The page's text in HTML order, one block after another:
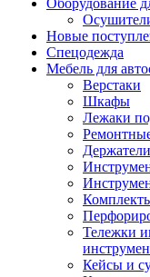
Оборудование
Новые
Спецодежда
Мебель для
Верстаки
Шкафы
Лежаки
Тележки
Кейсы и